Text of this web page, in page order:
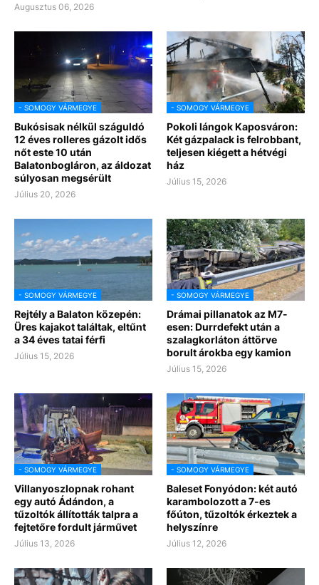
Augusztus 06, 2026
- SOMOGY VÁRMEGYE
Bukósisak nélkül száguldó
12 éves rolleres gázolt idős
nőt este 10 után
Balatonbogláron, az áldozat
súlyosan megsérült
Július 20, 2026
- SOMOGY VÁRMEGYE
Pokoli lángok Kaposváron:
Két gázpalack is felrobbant,
teljesen kiégett a hétvégi
ház
Július 15, 2026
- SOMOGY VÁRMEGYE
Rejtély a Balaton közepén:
Üres kajakot találtak, eltűnt
a 34 éves tatai férfi
Július 15, 2026
- SOMOGY VÁRMEGYE
Drámai pillanatok az M7-
esen: Durrdefekt után a
szalagkorláton áttörve
borult árokba egy kamion
Július 15, 2026
- SOMOGY VÁRMEGYE
Villanyoszlopnak rohant
egy autó Ádándon, a
tűzoltók állították talpra a
fejtetőre fordult járművet
Július 13, 2026
- SOMOGY VÁRMEGYE
Baleset Fonyódon: két autó
karambolozott a 7-es
főúton, tűzoltók érkeztek a
helyszínre
Július 12, 2026